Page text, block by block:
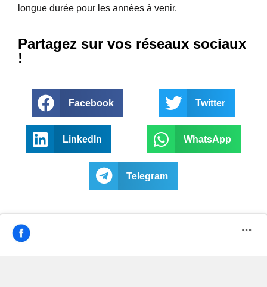
longue durée pour les années à venir.
Partagez sur vos réseaux sociaux
!
Facebook Twitter
LinkedIn WhatsApp
Telegram